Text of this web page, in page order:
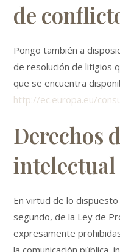
de
Pongo también a
de resolución de litigios
que se encuentra
http://ec.europa.eu/
Derechos
En virtud de lo
segundo, de la Ley de
expresamente
la comunicación pública,